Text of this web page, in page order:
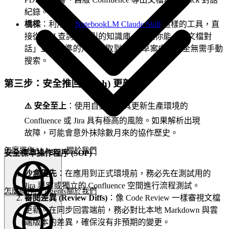
怎麼運作AI Agents關於我們
繁體中文(ZH)ZH
怎麼運作AI Agents關於我們
紀錄。
橋樑 ：利用如 NotebookLM Claude Skill 這樣的工具，直
接從 CLI 查詢你索引的知識庫。這讓你能「與文檔對
話」並將精準的片段提取到 PRD 草案中，完全無需手動
搜索。
第三步：安全推回 (Push) 更新
⚠️ 安全至上 ：使用自動化工具更新生產環境的
Confluence 或 Jira 具有極高的風險。如果解析出現
故障，可能會意外抹除數月來的協作歷史。
安全標準操作程序 (SOP)：
沙盒優先 ：在應用到正式環境前，務必先在測試用的
Jira 專案或獨立的 Confluence 空間進行流程測試。
審閱差異 (Review Diffs) ：像 Code Review 一樣審視文檔
更新。在同步回雲端前，務必對比本地 Markdown 與雲
端版本的差異，確保沒有非預期的變更。